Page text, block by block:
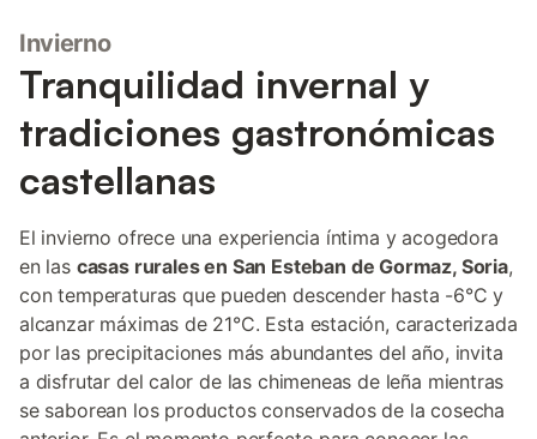
Invierno
Tranquilidad invernal y
tradiciones gastronómicas
castellanas
El invierno ofrece una experiencia íntima y acogedora
en las casas rurales en San Esteban de Gormaz, Soria,
con temperaturas que pueden descender hasta -6°C y
alcanzar máximas de 21°C. Esta estación, caracterizada
por las precipitaciones más abundantes del año, invita
a disfrutar del calor de las chimeneas de leña mientras
se saborean los productos conservados de la cosecha